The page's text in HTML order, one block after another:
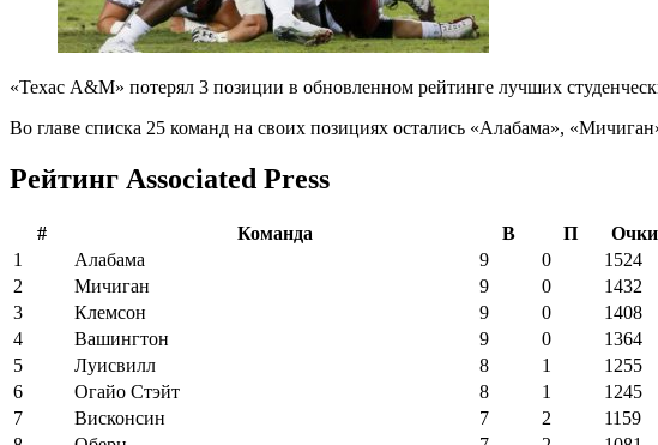
«Техас А&М» потерял 3 позиции в обновленном рейтинге лучших
Во главе списка 25 команд на своих позициях остались «Алабама»,
Рейтинг Associated Press
# Команда В П Очки
1
Алабама 9 0 1524
2
Мичиган 9 0 1432
3
Клемсон 9 0 1408
4
Вашингтон 9 0 1364
5
Луисвилл 8 1 1255
6
Огайо Стэйт 8 1 1245
7
Висконсин 7 2 1159